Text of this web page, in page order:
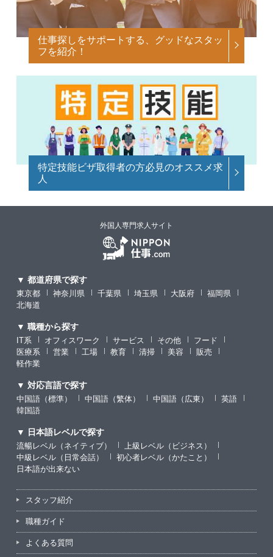
仕事探しをサポートする、グッドなスタッ
フを紹介！
特定技能ビザ取得者の方必見のオススメ求
人
外国人専門求人サイト
▼ 都道府県で探す
東京都 神奈川県 千葉県 埼玉県 大阪府
福岡県
北海道
▼ 職種から探す
IT系 オフィスワーク サービス その他
フード
医療系
営業 工場 教育 清掃 美容
販売
軽作業
▼ 対応言語で探す
中国語（標準） 中国語（繁体） 中国語（広東）
英語
韓国語
▼ 日本語レベルで探す
流暢レベル（ネイティブ）
上級レベル（ビジネス）
中級レベル（日常会話）
初心者レベル（かたこと）
日本語が出来ない
スタッフ紹介
職種ガイド
よくある質問